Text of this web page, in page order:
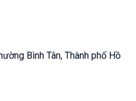
Bình Tân, Thành phố Hồ